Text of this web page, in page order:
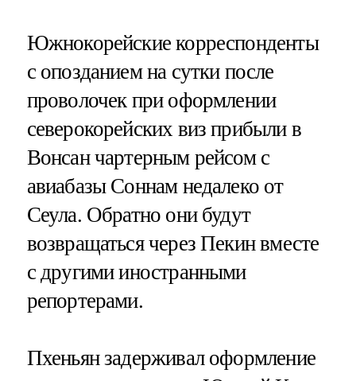
Южнокорейские корреспонденты
с опозданием на сутки после
проволочек при оформлении
северокорейских виз прибыли в
Вонсан чартерным рейсом с
авиабазы Соннам недалеко от
Сеула. Обратно они будут
возвращаться через Пекин вместе
с другими иностранными
репортерами.
Пхеньян задерживал оформление